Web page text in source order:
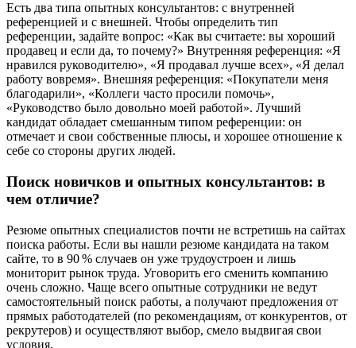
Есть два типа опытных консультантов: с внутренней
референцией и с внешней. Чтобы определить тип
референции, задайте вопрос: «Как вы считаете: вы хороший
продавец и если да, то почему?» Внутренняя референция: «Я
нравился руководителю», «Я продавал лучше всех», «Я делал
работу вовремя». Внешняя референция: «Покупатели меня
благодарили», «Коллеги часто просили помочь»,
«Руководство было довольно моей работой». Лучший
кандидат обладает смешанным типом референции: он
отмечает и свои собственные плюсы, и хорошее отношение к
себе со стороны других людей.
Поиск новичков и опытных консультантов: в
чем отличие?
Резюме опытных специалистов почти не встретишь на сайтах
поиска работы. Если вы нашли резюме кандидата на таком
сайте, то в 90 % случаев он уже трудоустроен и лишь
мониторит рынок труда. Уговорить его сменить компанию
очень сложно. Чаще всего опытные сотрудники не ведут
самостоятельный поиск работы, а получают предложения от
прямых работодателей (по рекомендациям, от конкурентов, от
рекрутеров) и осуществляют выбор, смело выдвигая свои
условия.